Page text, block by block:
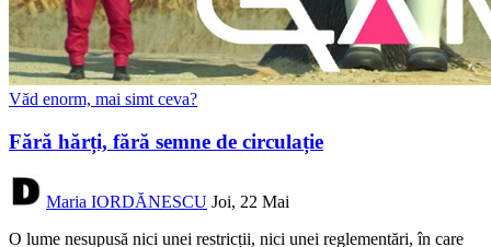
Văd enorm, mai simt ceva?
Fără hărți, fără semne de circulație
Maria IORDĂNESCU Joi, 22 Mai
O lume nesupusă nici unei restricții, nici unei reglementări, în care